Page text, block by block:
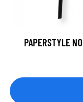
PAPERSTYLE